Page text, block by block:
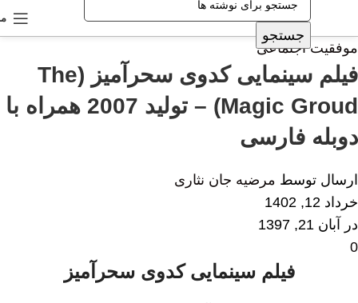
جستجو
موفقیت اجتماعی
فیلم سینمایی کدوی سحرآمیز (The
Magic Groud) – تولید 2007 همراه با
دوبله فارسی
ارسال توسط مرضیه جان نثاری
خرداد 12, 1402
در آبان 21, 1397
0
فیلم سینمایی کدوی سحرآمیز